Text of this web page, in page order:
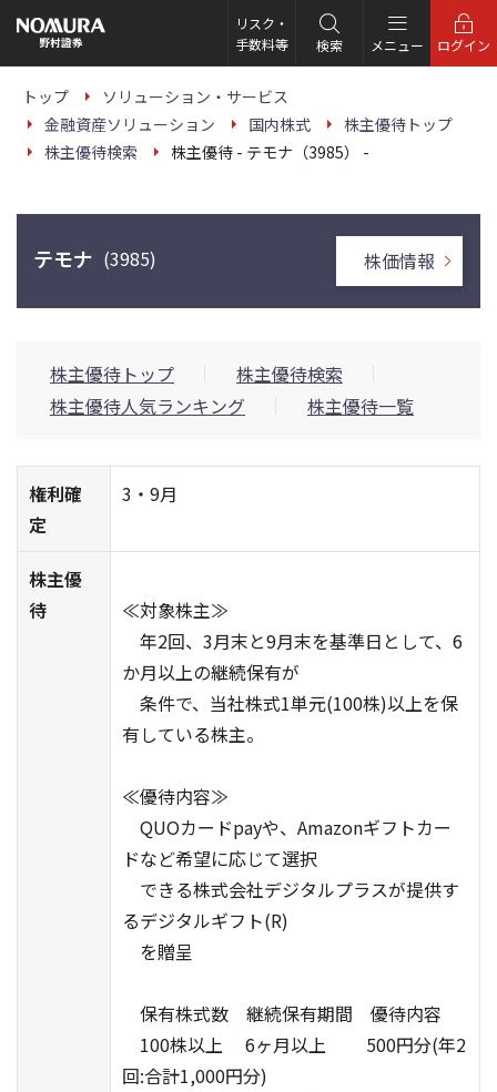
の
ー
リスク・
手数料等
検索 メニュー ログイン
トップ
ソリューション・サービス
金融資産ソリューション
国内株式
株主優待トップ
株主優待検索
株主優待 - テモナ（3985） -
テモナ (3985) 株価情報
株主優待トップ
株主優待検索
株主優待人気ランキング
株主優待一覧
権利確
定
3・9月
株主優
待
≪対象株主≫
年2回、3月末と9月末を基準日として、6
か月以上の継続保有が
条件で、当社株式1単元(100株)以上を保
有している株主。
≪優待内容≫
QUOカードpayや、Amazonギフトカー
ドなど希望に応じて選択
できる株式会社デジタルプラスが提供す
るデジタルギフト(R)
を贈呈
保有株式数 継続保有期間 優待内容
100株以上 6ヶ月以上 500円分(年2
回:合計1,000円分)